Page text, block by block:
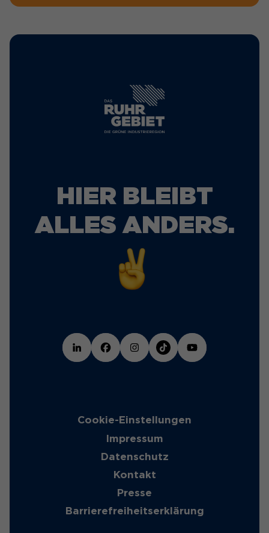
HIER BLEIBT
ALLES ANDERS.
Cookie-Einstellungen
Impressum
Datenschutz
Kontakt
Presse
Barrierefreiheitserklärung